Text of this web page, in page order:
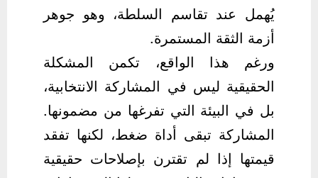
يُهمل عند تقاسم السلطة، وهو جوهر
أزمة الثقة المستمرة.
ورغم هذا الواقع، تكمن المشكلة
الحقيقية ليس في المشاركة الانتخابية،
بل في البيئة التي تفرغها من مضمونها.
المشاركة تبقى أداة ضغط، لكنها تفقد
قيمتها إذا لم تقترن بإصلاحات حقيقية